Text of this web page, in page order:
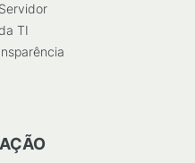
TI